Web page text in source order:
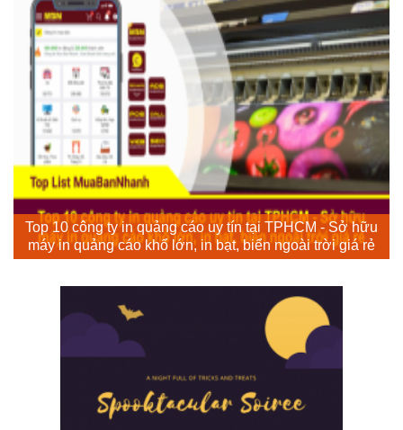
Top 10 công ty in quảng cáo uy tín tại TPHCM - Sở hữu
máy in quảng cáo khổ lớn, in bạt, biển ngoài trời giá rẻ